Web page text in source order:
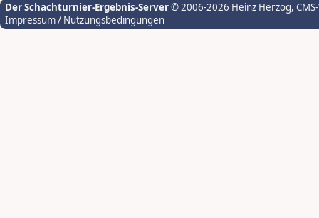
Der Schachturnier-Ergebnis-Server© 2006-2026 Heinz Herzog,
Impressum / Nutzungsbedingungen